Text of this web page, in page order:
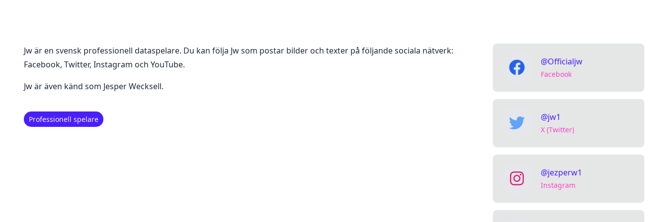
Jwär en svensk professionell dataspelare. Du kan följa Jwsom postar bilder och texter på följande sociala nätverk:
Facebook, Twitter, Instagram och YouTube.
Jw är även känd som Jesper Wecksell.
Professionell spelare
@Officialjw
Facebook
@jw1
X (Twitter)
@jezperw1
Instagram